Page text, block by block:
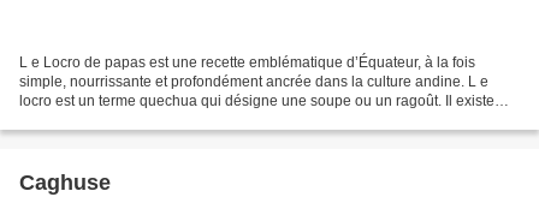
L e Locro de papas est une recette emblématique d’Équateur, à la fois
simple, nourrissante et profondément ancrée dans la culture andine. L e
locro est un terme quechua qui désigne une soupe ou un ragoût. Il existe
Caghuse